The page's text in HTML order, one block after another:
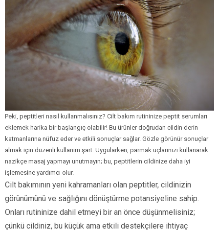
Peki, peptitleri nasıl kullanmalısınız? Cilt bakım rutininize peptit serumları
eklemek harika bir başlangıç olabilir! Bu ürünler doğrudan cildin derin
katmanlarına nüfuz eder ve etkili sonuçlar sağlar. Gözle görünür sonuçlar
almak için düzenli kullanım şart. Uygularken, parmak uçlarınızı kullanarak
nazikçe masaj yapmayı unutmayın; bu, peptitlerin cildinize daha iyi
işlemesine yardımcı olur.
Cilt bakımının yeni kahramanları olan peptitler, cildinizin
görünümünü ve sağlığını dönüştürme potansiyeline sahip.
Onları rutininize dahil etmeyi bir an önce düşünmelisiniz;
çünkü cildiniz, bu küçük ama etkili destekçilere ihtiyaç